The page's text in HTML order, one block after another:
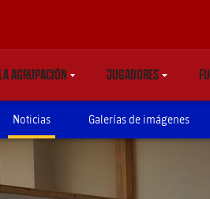
LA AGRUPACIÓNLABEL.SHARE.CARETDOWN
JUGADORES
Noticias Galerías de imágenes